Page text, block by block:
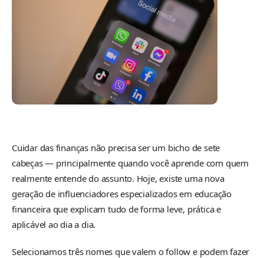
Cuidar das finanças não precisa ser um bicho de sete
cabeças — principalmente quando você aprende com quem
realmente entende do assunto. Hoje, existe uma nova
geração de influenciadores especializados em educação
financeira que explicam tudo de forma leve, prática e
aplicável ao dia a dia.
Selecionamos três nomes que valem o follow e podem fazer